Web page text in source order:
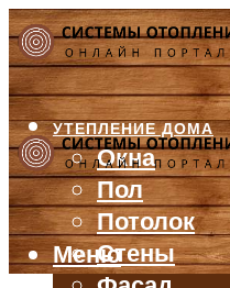
УТЕПЛЕНИЕ ДОМА
Окна
Пол
Потолок
Стены
Меню